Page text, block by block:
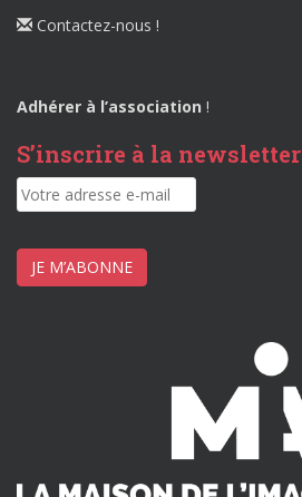
Contactez-nous !
Adhérer à l’association !
S’inscrire à la newsletter
JE M’ABONNE